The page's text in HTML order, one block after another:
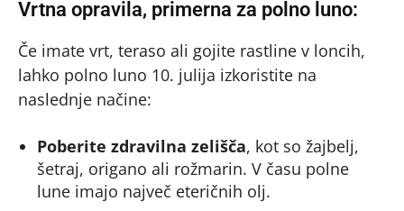
Vrtna opravila, primerna za polno luno:
Če imate vrt, teraso ali gojite rastline v loncih,
lahko polno luno 10. julija izkoristite na
naslednje načine:
Poberite zdravilna zelišča, kot so žajbelj,
šetraj, origano ali rožmarin. V času polne
lune imajo največ eteričnih olj.